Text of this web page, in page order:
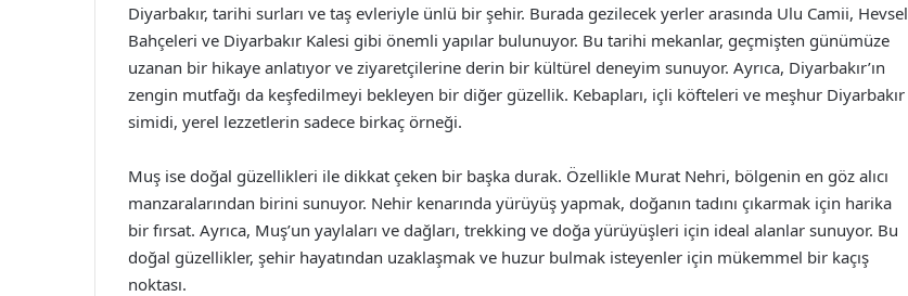
Diyarbakır, tarihi surları ve taş evleriyle ünlü bir şehir. Burada gezilecek yerler arasında Ulu Camii, Hevsel
Bahçeleri ve Diyarbakır Kalesi gibi önemli yapılar bulunuyor. Bu tarihi mekanlar, geçmişten günümüze
uzanan bir hikaye anlatıyor ve ziyaretçilerine derin bir kültürel deneyim sunuyor. Ayrıca, Diyarbakır’ın
zengin mutfağı da keşfedilmeyi bekleyen bir diğer güzellik. Kebapları, içli köfteleri ve meşhur Diyarbakır
simidi, yerel lezzetlerin sadece birkaç örneği.
Muş ise doğal güzellikleri ile dikkat çeken bir başka durak. Özellikle Murat Nehri, bölgenin en göz alıcı
manzaralarından birini sunuyor. Nehir kenarında yürüyüş yapmak, doğanın tadını çıkarmak için harika
bir fırsat. Ayrıca, Muş’un yaylaları ve dağları, trekking ve doğa yürüyüşleri için ideal alanlar sunuyor. Bu
doğal güzellikler, şehir hayatından uzaklaşmak ve huzur bulmak isteyenler için mükemmel bir kaçış
noktası.